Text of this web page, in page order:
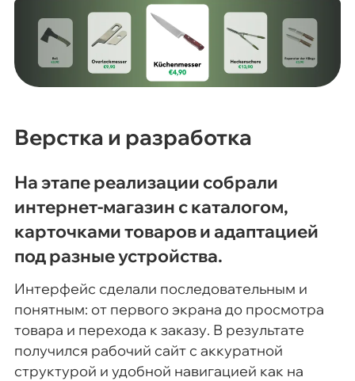
Верстка и разработка
На этапе реализации собрали
интернет-магазин с каталогом,
карточками товаров и адаптацией
под разные устройства.
Интерфейс сделали последовательным и
понятным: от первого экрана до просмотра
товара и перехода к заказу. В результате
получился рабочий сайт с аккуратной
структурой и удобной навигацией как на